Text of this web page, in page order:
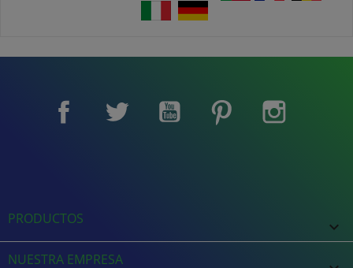
Facebook Twitter YouTube Pinterest
PRODUCTOS 
NUESTRA EMPRESA